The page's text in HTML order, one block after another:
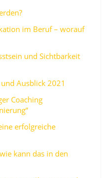
im Beruf – worauf
und Sichtbarkeit
Ausblick 2021
Coaching
erfolgreiche
kann das in den